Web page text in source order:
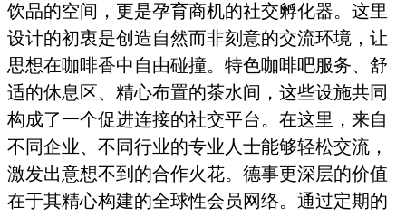
饮品的空间，更是孕育商机的社交孵化器。这里
设计的初衷是创造自然而非刻意的交流环境，让
思想在咖啡香中自由碰撞。特色咖啡吧服务、舒
适的休息区、精心布置的茶水间，这些设施共同
构成了一个促进连接的社交平台。在这里，来自
不同企业、不同行业的专业人士能够轻松交流，
激发出意想不到的合作火花。德事更深层的价值
在于其精心构建的全球性会员网络。通过定期的